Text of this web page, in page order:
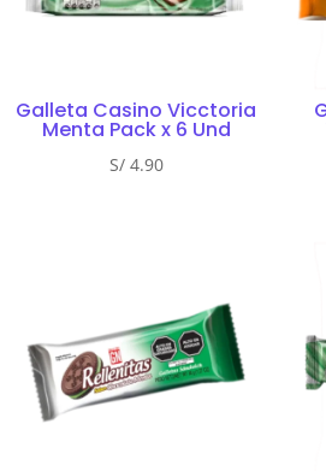
Galleta Casino Vicctoria
Menta Pack x 6 Und
S/4.90